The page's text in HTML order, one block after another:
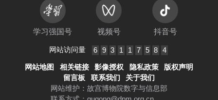
学习强国号 视频号 抖音号
网站访问量 6 9 3 1 1 7 5 8 4
网站地图 相关链接 影像授权 隐私政策
版权声明
留言板
联系我们
关于我们
网站维护：故宫博物院数字与信息部